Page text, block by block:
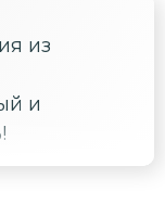
и
тур!
из
и